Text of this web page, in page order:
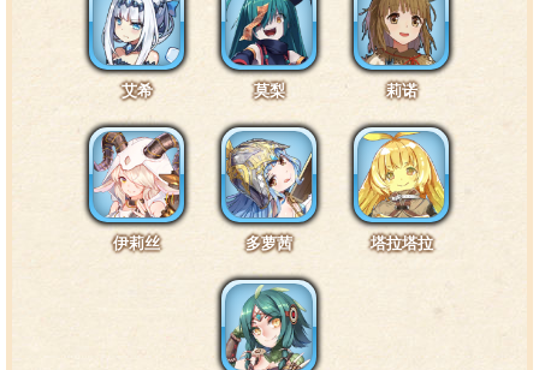
艾希 莫梨 莉诺
伊莉丝 多萝茜 塔拉塔拉